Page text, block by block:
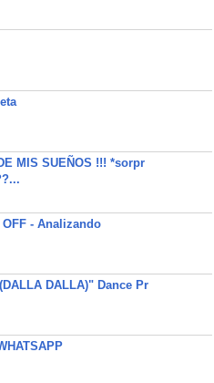
MIS SUEÑOS !!! *sorpr
OFF - Analizando
DALLA)" Dance Pr